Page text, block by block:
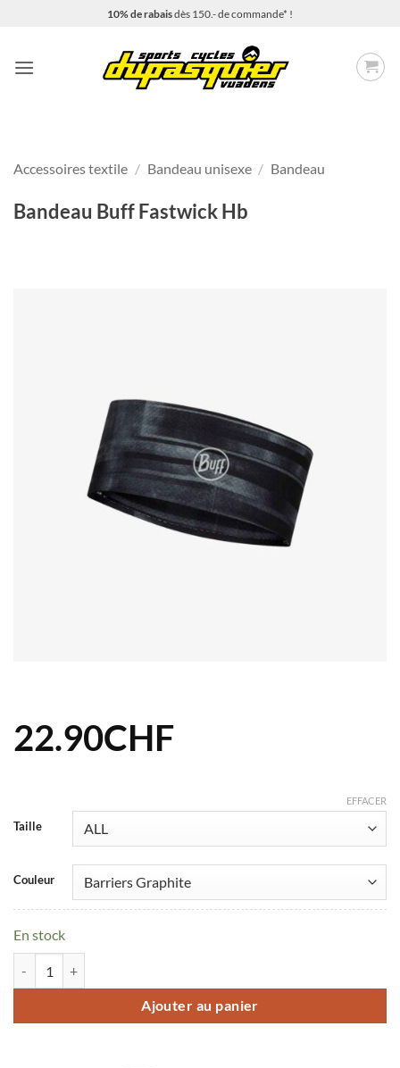
10% de rabaisdès 150.- de commande* !
Accessoires textile / Bandeau unisexe / Bandeau
Bandeau Buff Fastwick Hb
22.90CHF
Taille
Couleur
EFFACER
En stock
Ajouter au panier